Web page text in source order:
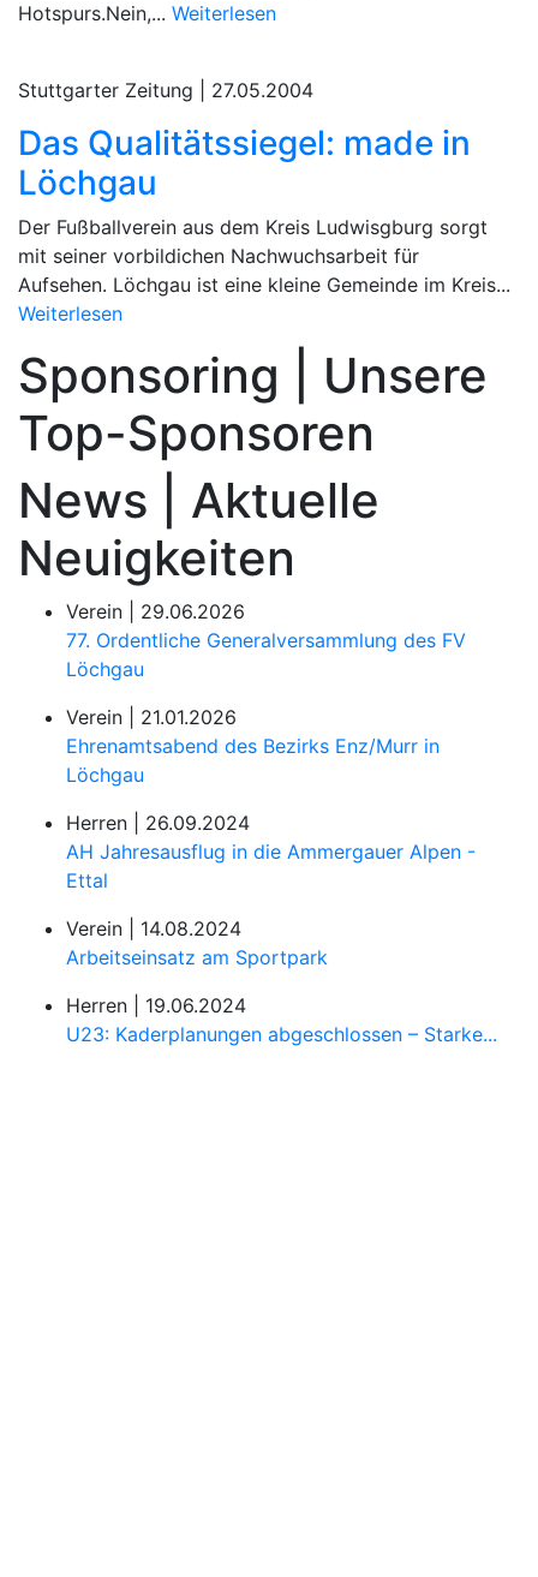
Hotspurs.Nein,... Weiterlesen
Stuttgarter Zeitung | 27.05.2004
Das Qualitätssiegel: made in
Löchgau
Der Fußballverein aus dem Kreis Ludwisgburg sorgt
mit seiner vorbildichen Nachwuchsarbeit für
Aufsehen. Löchgau ist eine kleine Gemeinde im Kreis...
Weiterlesen
Sponsoring | Unsere
Top-Sponsoren
News | Aktuelle
Neuigkeiten
Verein | 29.06.2026
77. Ordentliche Generalversammlung des FV
Löchgau
Verein | 21.01.2026
Ehrenamtsabend des Bezirks Enz/Murr in
Löchgau
Herren | 26.09.2024
AH Jahresausflug in die Ammergauer Alpen -
Ettal
Verein | 14.08.2024
Arbeitseinsatz am Sportpark
Herren | 19.06.2024
U23: Kaderplanungen abgeschlossen – Starke...